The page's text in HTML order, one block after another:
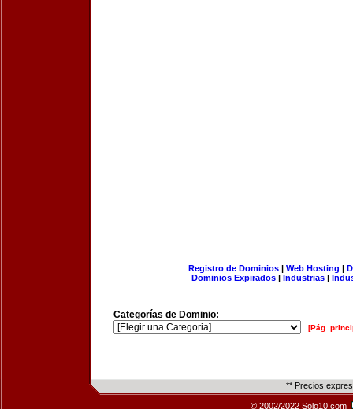
Registro de Dominios| Web Hosting |
Dominios Expirados | Industrias |
Categorías de Dominio:
[Pág.
** Precios
© 2002/2022 Solo10.com